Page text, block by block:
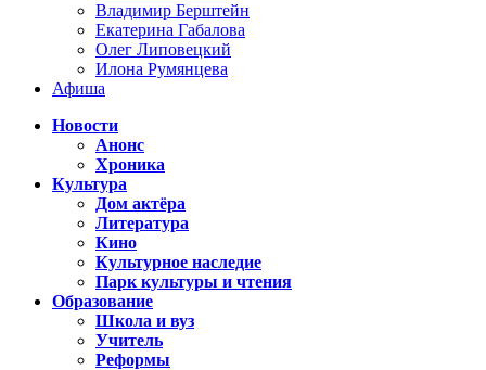
Владимир Берштейн
Екатерина Габалова
Олег Липовецкий
Илона Румянцева
Афиша
Новости
Анонс
Хроника
Культура
Дом актёра
Литература
Кино
Культурное наследие
Парк культуры и чтения
Образование
Школа и вуз
Учитель
Реформы